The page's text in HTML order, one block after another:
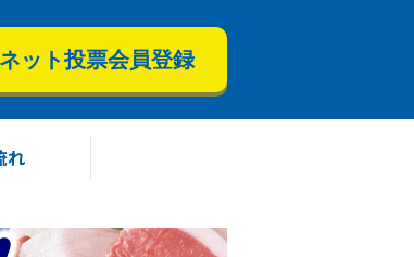
ネット投票会員登録
れ